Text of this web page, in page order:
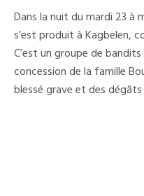
Dans la nuit du mardi 23 à
s’est produit à Kagbelen,
C’est un groupe de
concession de la famille
blessé grave et des